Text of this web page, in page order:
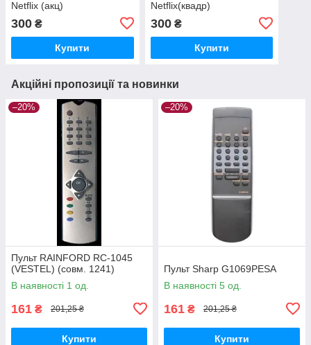
Netflix (акц)
300 ₴
Купити
Netflix(квадр)
300₴
Купити
Акційні пропозиції та новинки
–20%
Пульт RAINFORD RC-1045
(VESTEL) (совм. 1241)
В наявності 1 од.
161 ₴ 201,25 ₴
Купити
–20%
Пульт Sharp G1069PESA
В наявності 5 од.
161 ₴ 201,25 ₴
Купити